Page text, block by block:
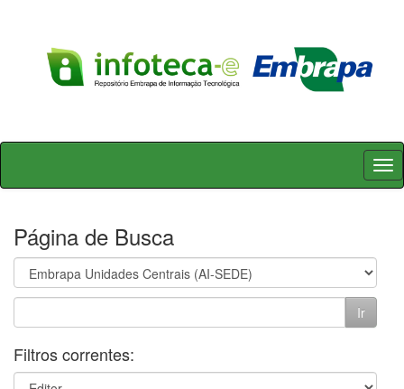
Skip
Página de Busca
Filtros correntes: